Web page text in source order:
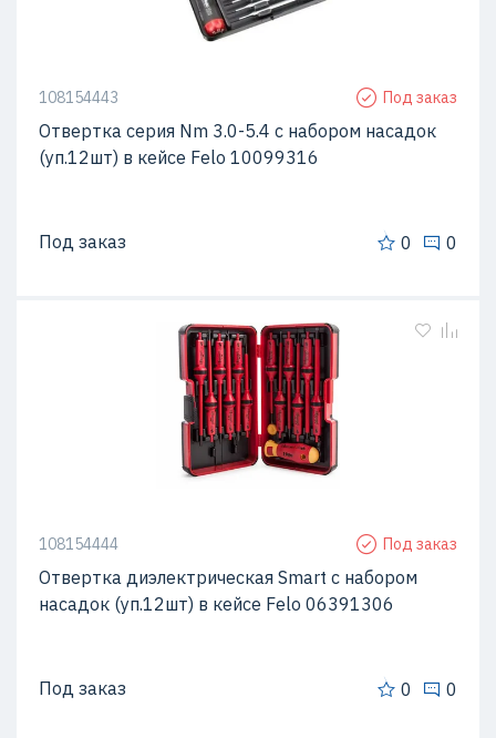
108154443 Под заказ
Отвертка серия Nm 3.0-5.4 с набором насадок
(уп.12шт) в кейсе Felo 10099316
Под заказ 0 0
108154444 Под заказ
Отвертка диэлектрическая Smart с набором
насадок (уп.12шт) в кейсе Felo 06391306
Под заказ 0 0